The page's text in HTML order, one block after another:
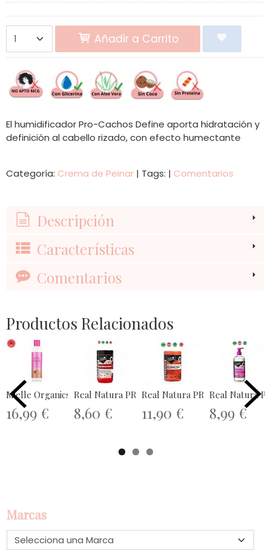
Marcas
Añadir a Carrito
El humidificador Pro-Cachos Define aporta hidratación y
definición al cabello rizado, con efecto humectante
Categoría: Crema de Peinar | Tags: | Comentarios
Descripción
Características
Comentarios
Productos Relacionados
Mielle Organics Rice Water...
16,99 €
Real Natura PRO-Crescimento...
8,60 €
Real Natura PRO-Cachos
11,90 €
Real Natura
8,99 €